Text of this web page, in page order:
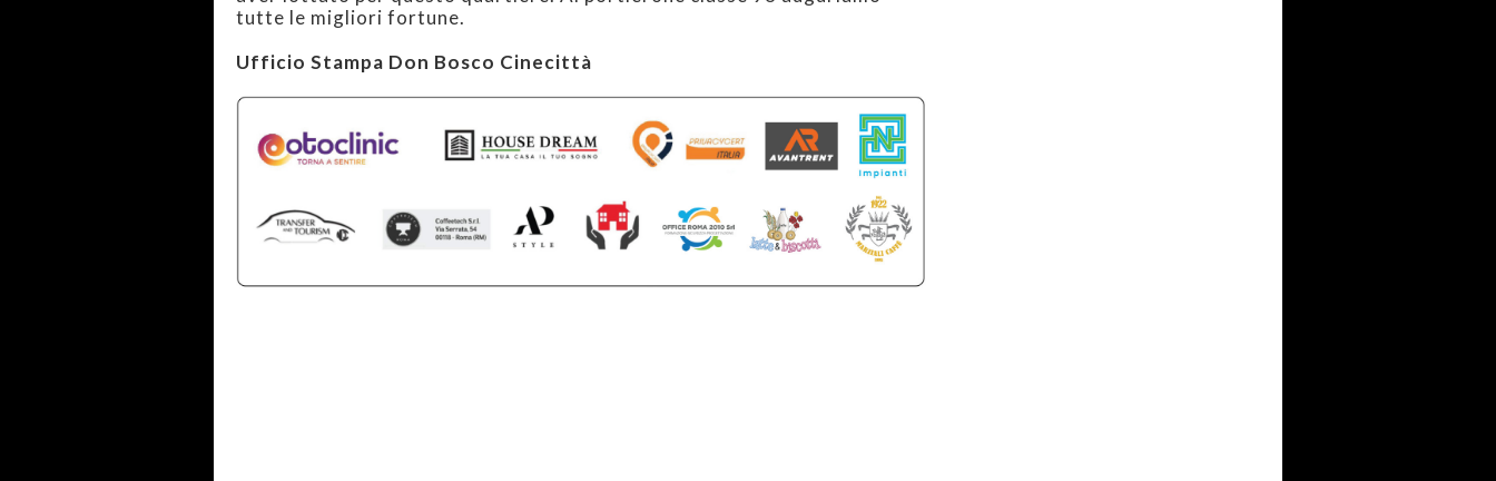
tutte le migliori fortune.
Ufficio Stampa Don Bosco Cinecittà